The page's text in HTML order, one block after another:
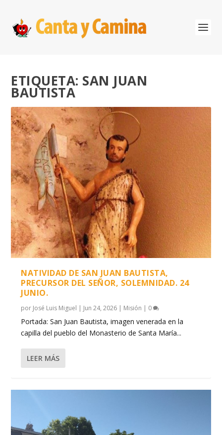
ETIQUETA: SAN JUAN
BAUTISTA
NATIVIDAD DE SAN JUAN BAUTISTA,
PRECURSOR DEL SEÑOR, SOLEMNIDAD. 24
JUNIO.
por José Luis Miguel | Jun 24, 2026 | Misión | 0
Portada: San Juan Bautista, imagen venerada en la
capilla del pueblo del Monasterio de Santa María...
LEER MÁS